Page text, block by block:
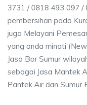
3731 / 0818 493 097 /
pembersihan pada
juga Melayani
yang anda minati
Jasa Bor Sumur
sebagai Jasa Mantek
Pantek Air dan Sumur